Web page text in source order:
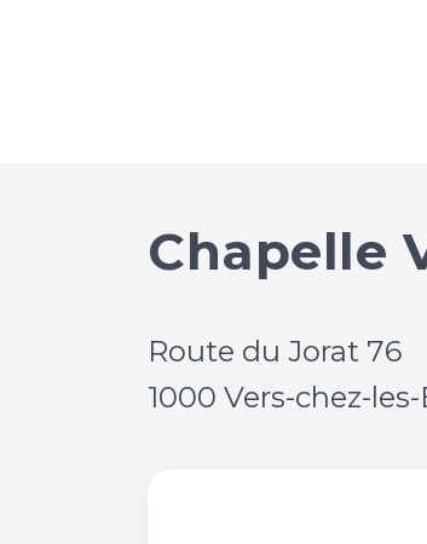
Chapelle
Route du Jorat 76
1000 Vers-chez-